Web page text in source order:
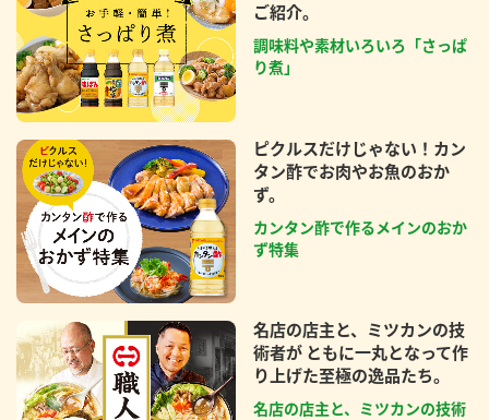
ご紹介。
調味料や素材いろいろ「さっぱ
り煮」
ピクルスだけじゃない！カン
タン酢でお肉やお魚のおか
ず。
カンタン酢で作るメインのおか
ず特集
名店の店主と、ミツカンの技
術者が ともに一丸となって作
り上げた至極の逸品たち。
名店の店主と、ミツカンの技術